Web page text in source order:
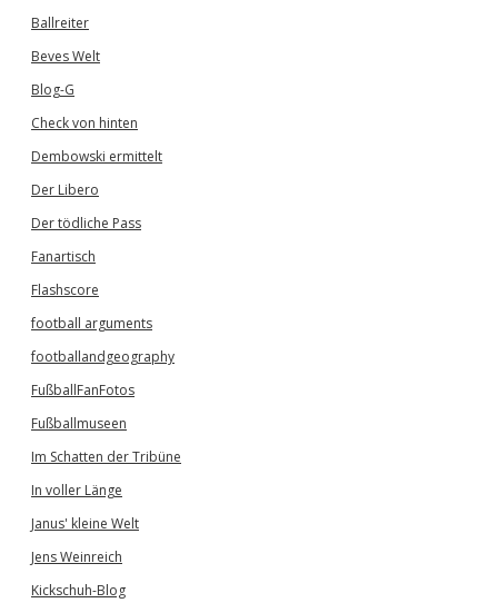
Ballreiter
Beves Welt
Blog-G
Check von hinten
Dembowski ermittelt
Der Libero
Der tödliche Pass
Fanartisch
Flashscore
football arguments
footballandgeography
FußballFanFotos
Fußballmuseen
Im Schatten der Tribüne
In voller Länge
Janus' kleine Welt
Jens Weinreich
Kickschuh-Blog